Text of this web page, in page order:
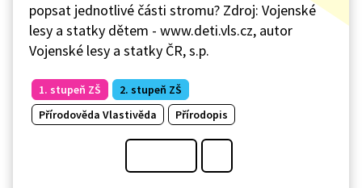
popsat jednotlivé části stromu? Zdroj: Vojenské
lesy a statky dětem - www.deti.vls.cz, autor
Vojenské lesy a statky ČR, s.p.
1. stupeň ZŠ
2. stupeň ZŠ
Přírodověda Vlastivěda
Přírodopis